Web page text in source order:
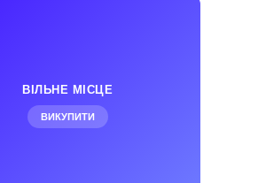
ВІЛЬНЕ МІСЦЕ
ВИКУПИТИ